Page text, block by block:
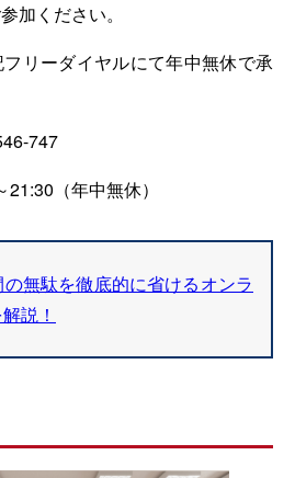
加ください。
リーダイヤルにて年中無休で承
747
（年中無休）
の無駄を徹底的に省けるオンラ
説！